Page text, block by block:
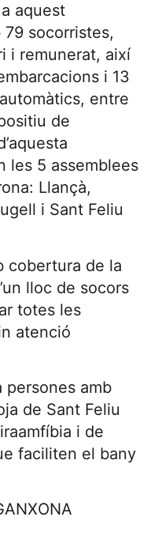
aquest
socorristes,
i remunerat, així
i 13
entre
de
les 5 assemblees
Llançà,
i Sant Feliu
cobertura de la
lloc de socors
totes les
atenció
persones amb
de Sant Feliu
i de
faciliten el bany